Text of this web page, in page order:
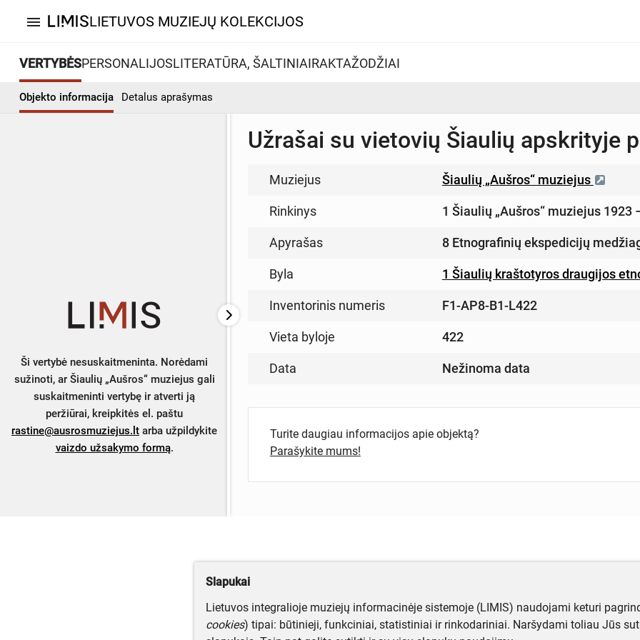
menu LIETUVOS MUZIEJŲ KOLEKCIJOS
VERTYBĖSPERSONALIJOSLITERATŪRA, ŠALTINIAIRAKTAŽODŽIAI
Objekto informacija Detalus aprašymas
Ši vertybė nesuskaitmeninta. Norėdami
sužinoti, ar Šiaulių „Aušros“ muziejus gali
suskaitmeninti vertybę ir atverti ją
peržiūrai, kreipkitės el. paštu
rastine@ausrosmuziejus.lt arba užpildykite
vaizdo užsakymo formą.
Užrašai su vietovių Šiaulių apskrityje
Muziejus Šiaulių „Aušros“ muziejus
Rinkinys 1 Šiaulių „Aušros“ muziejus 1923
Apyrašas 8 Etnografinių ekspedicijų
Byla 1 Šiaulių kraštotyros draugijos
Inventorinis numeris F1-AP8-B1-L422
Vieta byloje 422
Data Nežinoma data
Turite daugiau informacijos apie objektą?
Parašykite mums!
Slapukai
Lietuvos integralioje muziejų informacinėje sistemoje (LIMIS) naudojami keturi
cookies) tipai: būtinieji, funkciniai, statistiniai ir rinkodariniai. Naršydami toliau Jūs